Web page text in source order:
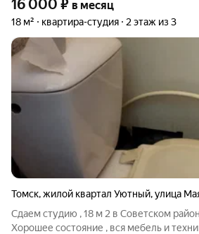
16 000 ₽ в месяц
18 м² квартира-студия 2 этаж из 3
Томск,жилой квартал Уютный,улица
Сдаем студию , 18 м 2 в Советском
Хорошее состояние , вся мебель и